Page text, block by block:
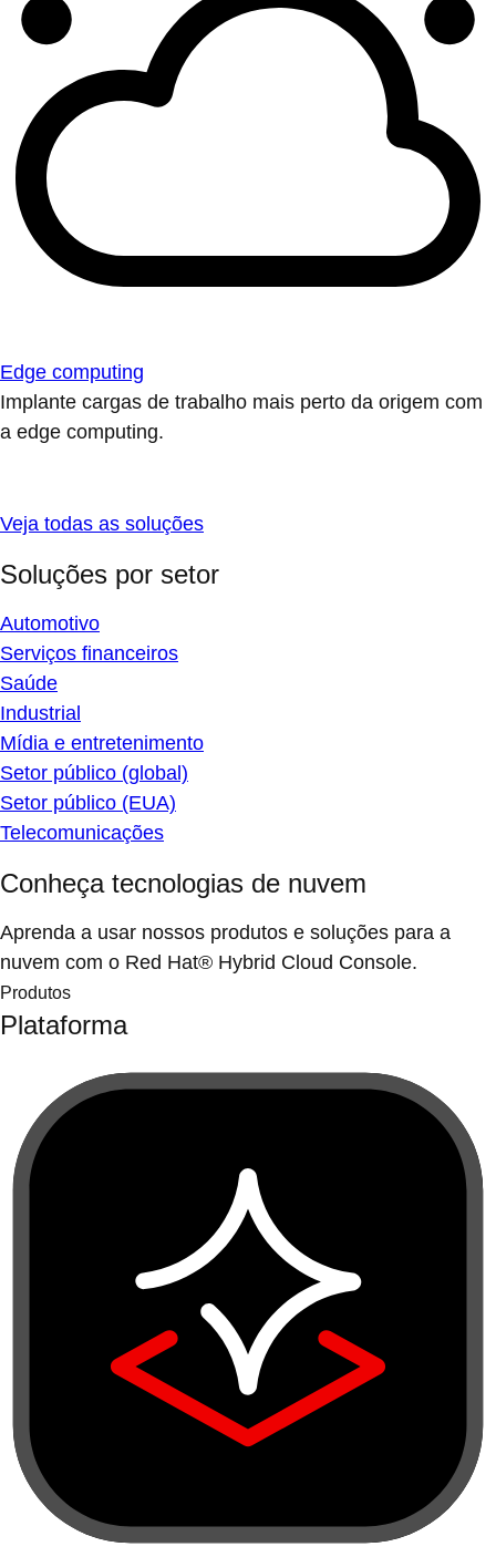
Edge computing
Implante cargas de trabalho mais perto da origem com
a edge computing.
Veja todas as soluções
Soluções por setor
Automotivo
Serviços financeiros
Saúde
Industrial
Mídia e entretenimento
Setor público (global)
Setor público (EUA)
Telecomunicações
Conheça tecnologias de nuvem
Aprenda a usar nossos produtos e soluções para a
nuvem com o Red Hat® Hybrid Cloud Console.
Produtos
Plataforma